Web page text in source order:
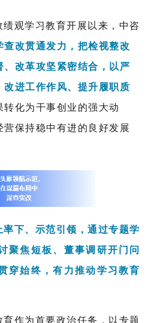
观学习教育开展以来，中咨
查改贯通发力，把检视整改
改革攻坚紧密结合，以严
进工作作风、提升履职质
化为干事创业的强大动
保持稳中有进的良好发展
下、示范引领，通过专题学
聚焦短板、董事调研开门问
穿始终，有力推动学习教育
作为首要政治任务，以专题